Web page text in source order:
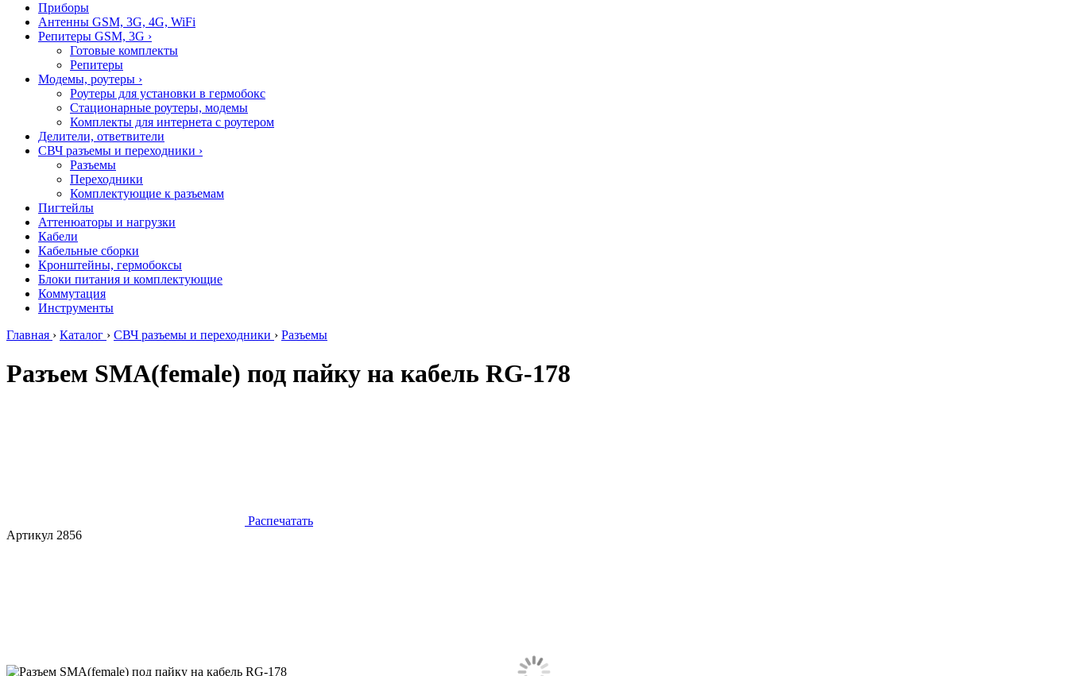
Приборы
Антенны GSM, 3G, 4G, WiFi
Репитеры GSM, 3G ›
Готовые комплекты
Репитеры
Модемы, роутеры ›
Роутеры для установки в гермобокс
Стационарные роутеры, модемы
Комплекты для интернета с роутером
Делители, ответвители
СВЧ разъемы и переходники ›
Разъемы
Переходники
Комплектующие к разъемам
Пигтейлы
Аттенюаторы и нагрузки
Кабели
Кабельные сборки
Кронштейны, гермобоксы
Блоки питания и комплектующие
Коммутация
Инструменты
Главная › Каталог › СВЧ разъемы и переходники › Разъемы
Разъем SМА(female) под пайку на кабель RG-178
Распечатать
Артикул 2856